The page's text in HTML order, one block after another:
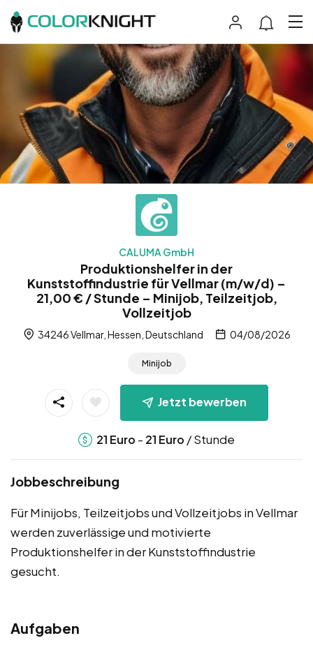
CALUMA GmbH
Produktionshelfer in der
Kunststoffindustrie für Vellmar (m/w/d) –
21,00 € / Stunde – Minijob, Teilzeitjob,
Vollzeitjob
34246 Vellmar, Hessen, Deutschland 04/08/2026
Minijob
Jetzt bewerben
21 Euro - 21 Euro / Stunde
Jobbeschreibung
Für Minijobs, Teilzeitjobs und Vollzeitjobs in Vellmar
werden zuverlässige und motivierte
Produktionshelfer in der Kunststoffindustrie
gesucht.
Aufgaben